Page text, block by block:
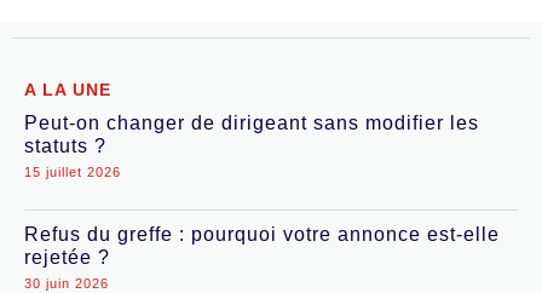
A LA UNE
Peut-on changer de dirigeant sans modifier les
statuts ?
15 juillet 2026
Refus du greffe : pourquoi votre annonce est-elle
rejetée ?
30 juin 2026